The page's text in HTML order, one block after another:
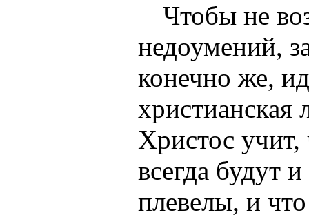
Чтобы не
недоумений,
конечно же,
Христос учит,
всегда будут
плевелы, и